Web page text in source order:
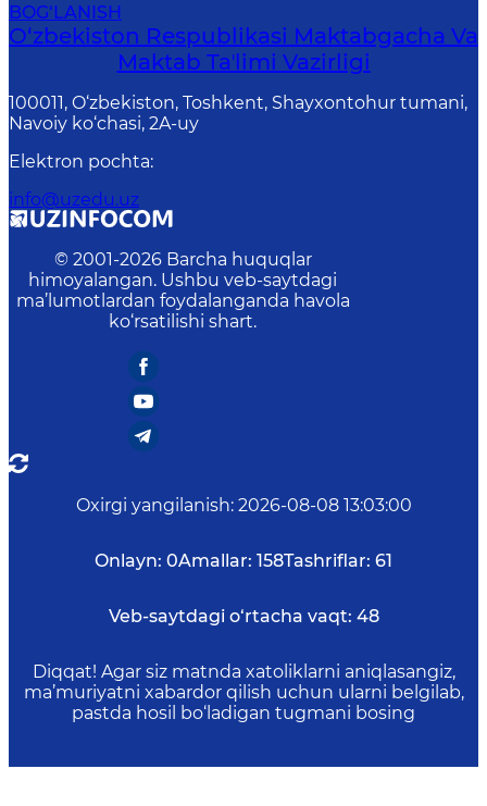
BOG‘LANISH
O‘zbekiston Respublikasi Maktabgacha Va
Maktab Taʼlimi Vazirligi
100011, O‘zbekiston, Toshkent, Shayxontohur tumani,
Navoiy ko‘chasi, 2A-uy
Elektron pochta:
info@uzedu.uz
© 2001-2026 Barcha huquqlar
himoyalangan. Ushbu veb-saytdagi
ma’lumotlardan foydalanganda havola
ko‘rsatilishi shart.
Oxirgi yangilanish: 2026-08-08 13:03:00
Onlayn: 0Amallar: 158Tashriflar: 61
Veb-saytdagi o‘rtacha vaqt: 48
Diqqat! Agar siz matnda xatoliklarni aniqlasangiz,
ma’muriyatni xabardor qilish uchun ularni belgilab,
pastda hosil bo‘ladigan tugmani bosing